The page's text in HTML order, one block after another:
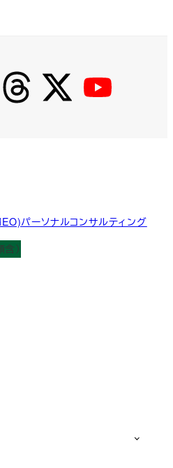
】 】 【threads】 【Twitter】
パーソナルコンサルティング
）